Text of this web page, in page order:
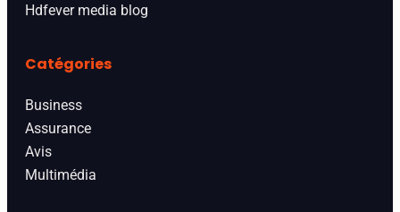
Hdfever media blog
Catégories
Business
Assurance
Avis
Multimédia